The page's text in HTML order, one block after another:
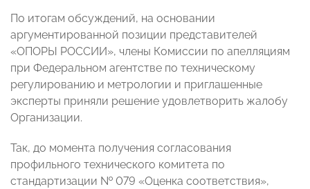
По итогам обсуждений, на основании
аргументированной позиции представителей
«ОПОРЫ РОССИИ», члены Комиссии по апелляциям
при Федеральном агентстве по техническому
регулированию и метрологии и приглашенные
эксперты приняли решение удовлетворить жалобу
Организации.
Так, до момента получения согласования
профильного технического комитета по
стандартизации № 079 «Оценка соответствия»,